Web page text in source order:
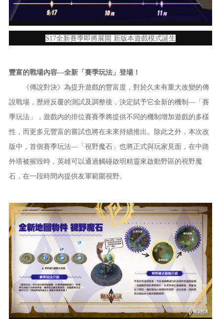
S17全新賽季即將展開 新版本遊戲模式誕生
豐富的戰場內容—全新「賽季玩法」登場！
《傳說對決》為提升遊戲的豐富度，對於久未有重大改變的傳
說戰場，歷經反覆的測試及調整後，決定賦予它全新的機制—「賽
季玩法」，遊戲內的排位賽賽季將提供不同的機制增加遊戲的多樣
性，而更多元豐富的嘗試也將在未來持續推出。除此之外，本次改
版中，首個賽季玩法—「視野魔石」也將正式與玩家見面，在中路
外塔被摧毀時，英雄可以通過觸碰啟明精靈來啟動野區的視野魔
石，在一段時間內提供友軍範圍視野。